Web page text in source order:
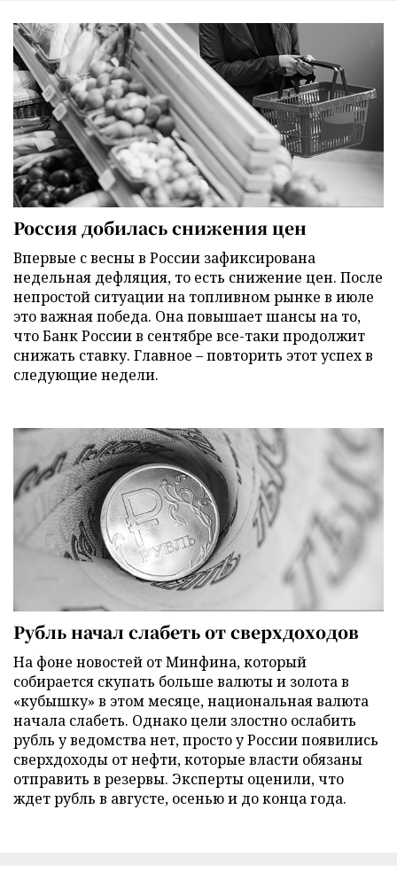
Россия добилась снижения цен
Впервые с весны в России зафиксирована
недельная дефляция, то есть снижение цен. После
непростой ситуации на топливном рынке в июле
это важная победа. Она повышает шансы на то,
что Банк России в сентябре все-таки продолжит
снижать ставку. Главное – повторить этот успех в
следующие недели.
Рубль начал слабеть от сверхдоходов
На фоне новостей от Минфина, который
собирается скупать больше валюты и золота в
«кубышку» в этом месяце, национальная валюта
начала слабеть. Однако цели злостно ослабить
рубль у ведомства нет, просто у России появились
сверхдоходы от нефти, которые власти обязаны
отправить в резервы. Эксперты оценили, что
ждет рубль в августе, осенью и до конца года.